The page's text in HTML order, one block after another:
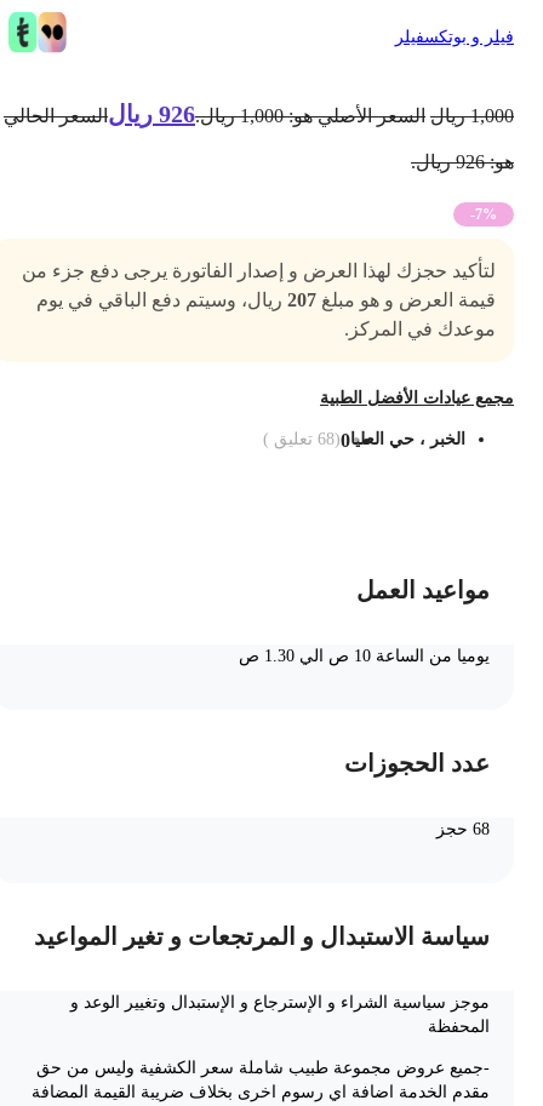
و بوتكسفيلر
ريال السعر الأصلي هو: 1,000 ريال. 926 ريال السعر الحالي
-7%
لتأكيد حجزك لهذا العرض و إصدار الفاتورة يرجى دفع جزء من
قيمة العرض و هو مبلغ207 ريال، وسيتم دفع الباقي في يوم
موعدك في المركز.
عيادات الأفضل الطبية
الخبر ، حي العليا 0
(
68تعليق )
مواعيد العمل
يوميا من الساعة 10 ص الي 1.30 ص
عدد الحجوزات
سياسة الاستبدال و المرتجعات و تغير المواعيد
موجز سياسية الشراء و الإسترجاع و الإستبدال وتغيير الوعد و
المحفظة
-جميع عروض مجموعة طبيب شاملة سعر الكشفية وليس من حق
مقدم الخدمة اضافة اي رسوم اخرى بخلاف ضريبة القيمة المضافة